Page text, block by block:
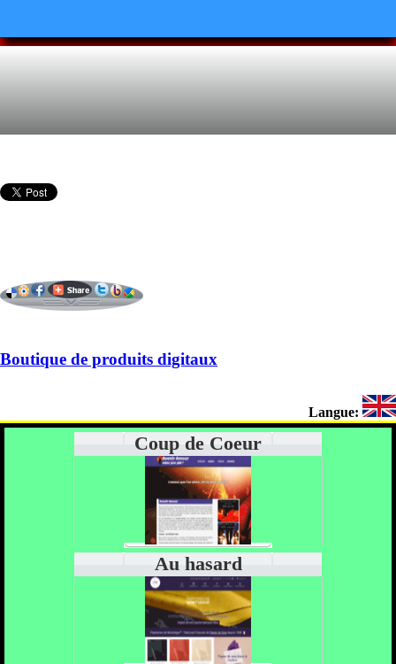
Boutique de produits digitaux
Langue:
Coup de Coeur
Au hasard